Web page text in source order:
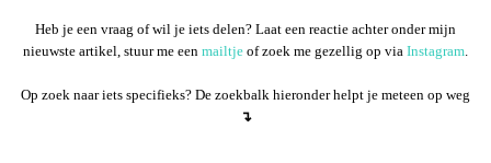
Heb je een vraag of wil je iets delen? Laat een reactie achter onder mijn
nieuwste artikel, stuur me een mailtje of zoek me gezellig op via Instagram.
Op zoek naar iets specifieks? De zoekbalk hieronder helpt je meteen op weg
↴